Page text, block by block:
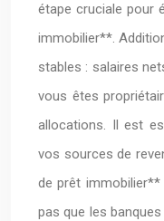
étape cruciale pour
immobilier**.
stables : salaires
vous êtes
allocations. Il est
vos sources de
de prêt immobilier**
pas que les